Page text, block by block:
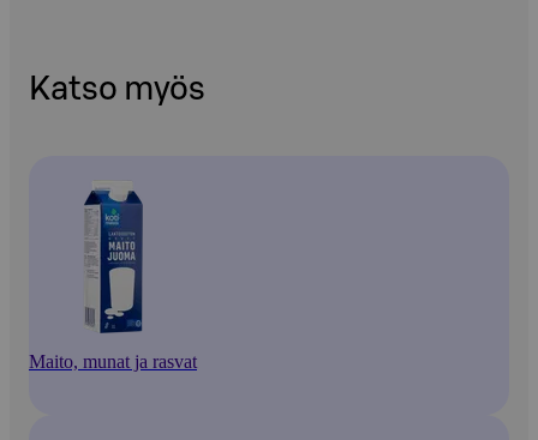
Katso myös
Maito, munat ja rasvat